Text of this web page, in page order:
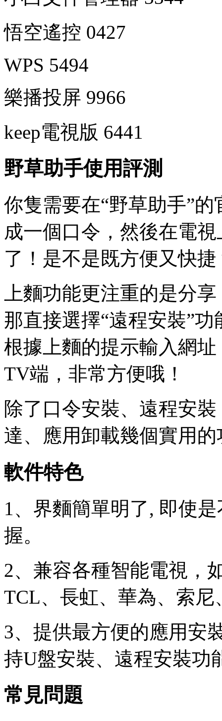
悟空遙控 0427
WPS 5494
樂播投屏 9966
keep電視版 6441
野草助手使用評測
你隻需要在“野草助手”
成一個口令，然後在電
了！是不是既方便又快捷
上麵功能更注重的是分
那直接選擇“遠程安裝”
根據上麵的提示輸入網
TV端，非常方便哦！
除了口令安裝、遠程安
達、應用卸載幾個實用的
軟件特色
1、界麵簡單明了, 即使
握。
2、兼容各種智能電視，
TCL、長虹、華為、索
3、提供最方便的應用安
持U盤安裝、遠程安裝功
常見問題